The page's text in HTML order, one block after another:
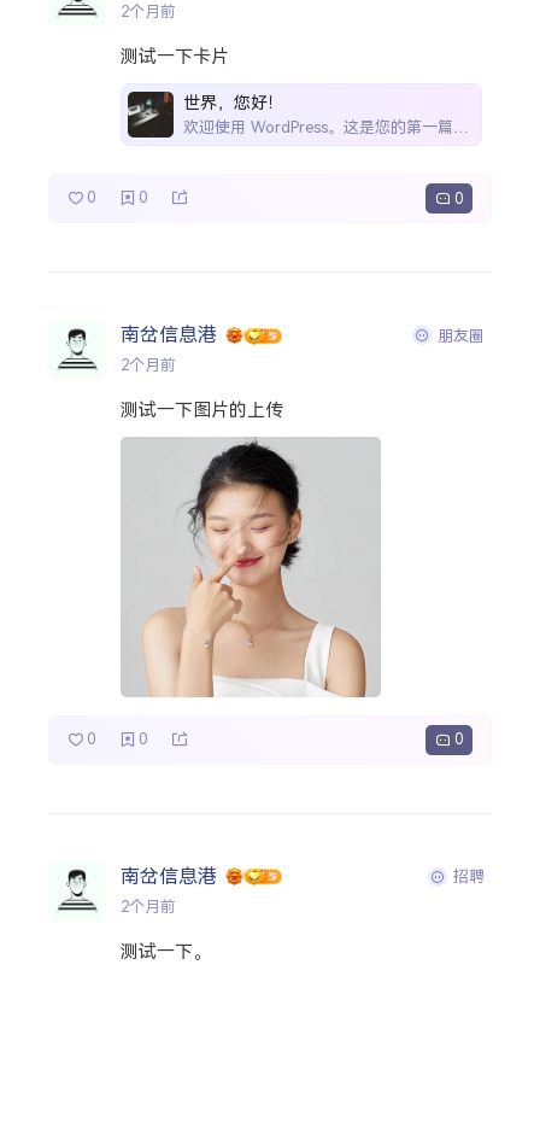
2个月前
测试一下卡片
世界，您好！
欢迎使用 WordPress。这是您的第一篇文章。编辑或删除它，然后开始写作吧！
0 0 0
南岔信息港
朋友圈
2个月前
测试一下图片的上传
0 0 0
南岔信息港
招聘
2个月前
测试一下。